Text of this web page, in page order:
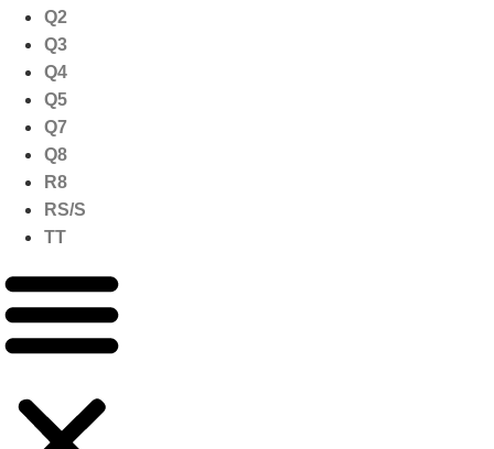
Q2
Q3
Q4
Q5
Q7
Q8
R8
RS/S
TT